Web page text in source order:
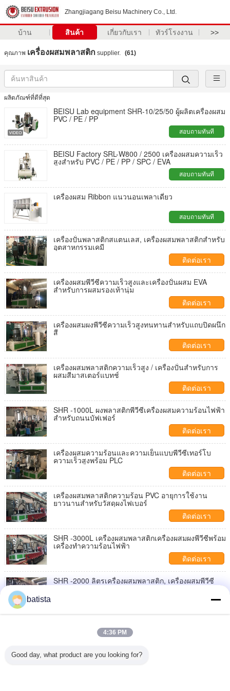
Zhangjiagang Beisu Machinery Co., Ltd.
บ้าน สินค้า เกี่ยวกับเรา ทัวร์โรงงาน >>
คุณภาพ เครื่องผสมพลาสติก supplier. (61)
ผลิตภัณฑ์ที่ดีที่สุด
BEISU Lab equipment SHR-10/25/50 ผู้ผลิตเครื่องผสม
PVC / PE / PP
สอบถามทันที
BEISU Factory SRL-W800 / 2500 เครื่องผสมความเร็ว
สูงสำหรับ PVC / PE / PP / SPC / EVA
สอบถามทันที
เครื่องผสม Ribbon แนวนอนเพลาเดี่ยว
สอบถามทันที
เครื่องปั่นพลาสติกสแตนเลส, เครื่องผสมพลาสติกสำหรับ
อุตสาหกรรมเคมี
ติดต่อเรา
เครื่องผสมพีวีซีความเร็วสูงและเครื่องปั่นผสม EVA
สำหรับการผสมรองเท้านุ่ม
ติดต่อเรา
เครื่องผสมผงพีวีซีความเร็วสูงทนทานสำหรับแถบปิดผนึก
สี
ติดต่อเรา
เครื่องผสมพลาสติกความเร็วสูง / เครื่องปั่นสำหรับการ
ผสมสีมาสเตอร์แบทช์
ติดต่อเรา
SHR -1000L ผงพลาสติกพีวีซีเครื่องผสมความร้อนไฟฟ้า
สำหรับถนนบัฟเฟอร์
ติดต่อเรา
เครื่องผสมความร้อนและความเย็นแบบพีวีซีเทอร์โบ
ความเร็วสูงพร้อม PLC
ติดต่อเรา
เครื่องผสมพลาสติกความร้อน PVC อายุการใช้งาน
ยาวนานสำหรับวัสดุผงไฟเบอร์
ติดต่อเรา
SHR -3000L เครื่องผสมพลาสติกเครื่องผสมผงพีวีซีพร้อม
เครื่องทำความร้อนไฟฟ้า
ติดต่อเรา
SHR -2000 ลิตรเครื่องผสมพลาสติก, เครื่องผสมพีวีซี
พร้อม SIEMENS PLC
1300rpm ความเร็วเพลาหลัก
batista
4:36 PM
Good day, what product are you looking for?